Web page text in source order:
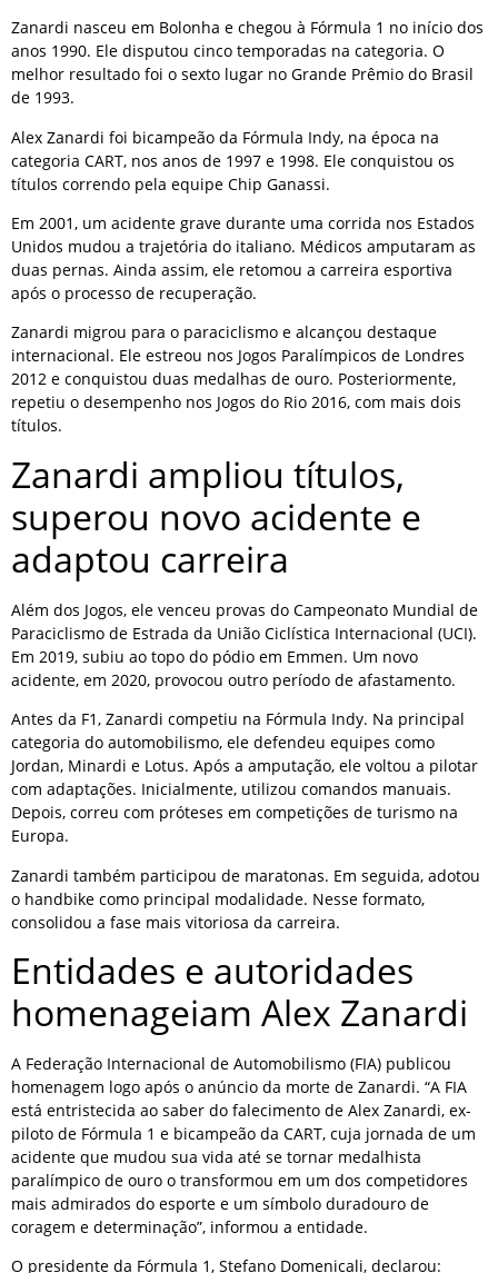
Zanardi nasceu em Bolonha e chegou à Fórmula 1 no início dos
anos 1990. Ele disputou cinco temporadas na categoria. O
melhor resultado foi o sexto lugar no Grande Prêmio do Brasil
de 1993.
Alex Zanardi foi bicampeão da Fórmula Indy, na época na
categoria CART, nos anos de 1997 e 1998. Ele conquistou os
títulos correndo pela equipe Chip Ganassi.
Em 2001, um acidente grave durante uma corrida nos Estados
Unidos mudou a trajetória do italiano. Médicos amputaram as
duas pernas. Ainda assim, ele retomou a carreira esportiva
após o processo de recuperação.
Zanardi migrou para o paraciclismo e alcançou destaque
internacional. Ele estreou nos Jogos Paralímpicos de Londres
2012 e conquistou duas medalhas de ouro. Posteriormente,
repetiu o desempenho nos Jogos do Rio 2016, com mais dois
títulos.
Zanardi ampliou títulos,
superou novo acidente e
adaptou carreira
Além dos Jogos, ele venceu provas do Campeonato Mundial de
Paraciclismo de Estrada da União Ciclística Internacional (UCI).
Em 2019, subiu ao topo do pódio em Emmen. Um novo
acidente, em 2020, provocou outro período de afastamento.
Antes da F1, Zanardi competiu na Fórmula Indy. Na principal
categoria do automobilismo, ele defendeu equipes como
Jordan, Minardi e Lotus. Após a amputação, ele voltou a pilotar
com adaptações. Inicialmente, utilizou comandos manuais.
Depois, correu com próteses em competições de turismo na
Europa.
Zanardi também participou de maratonas. Em seguida, adotou
o handbike como principal modalidade. Nesse formato,
consolidou a fase mais vitoriosa da carreira.
Entidades e autoridades
homenageiam Alex Zanardi
A Federação Internacional de Automobilismo (FIA) publicou
homenagem logo após o anúncio da morte de Zanardi. “A FIA
está entristecida ao saber do falecimento de Alex Zanardi, ex-
piloto de Fórmula 1 e bicampeão da CART, cuja jornada de um
acidente que mudou sua vida até se tornar medalhista
paralímpico de ouro o transformou em um dos competidores
mais admirados do esporte e um símbolo duradouro de
coragem e determinação”, informou a entidade.
O presidente da Fórmula 1, Stefano Domenicali, declarou: